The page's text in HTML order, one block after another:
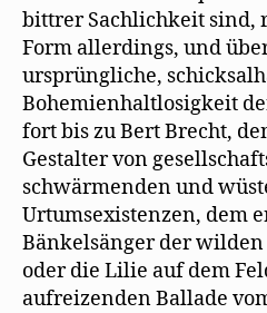
bittrer Sachlichkeit sind,
Form allerdings, und
ursprüngliche,
Bohemienhaltlosigkeit
fort bis zu Bert Brecht,
Gestalter von
schwärmenden und
Urtumsexistenzen, dem
Bänkelsänger der
oder die Lilie auf dem
aufreizenden Ballade